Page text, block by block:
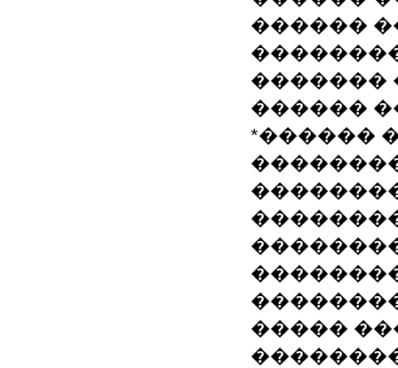
������
�������
������
*������
�����